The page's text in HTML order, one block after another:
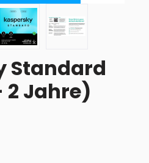
Standard
2 Jahre)